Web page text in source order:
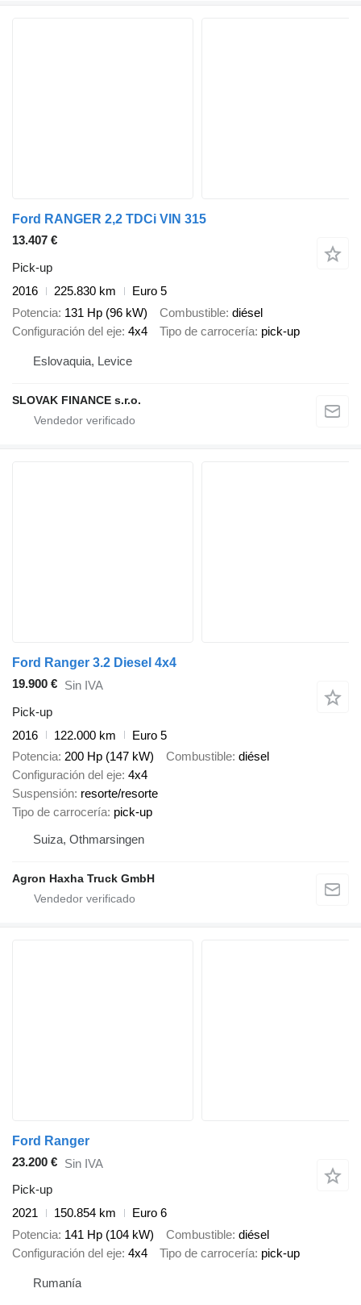
Ford RANGER 2,2 TDCi VIN 315
13.407 €
Pick-up
2016
225.830 km
Euro 5
Potencia 131 Hp (96 kW) Combustible diésel
Configuración del eje 4x4 Tipo de carrocería pick-up
Eslovaquia, Levice
SLOVAK FINANCE s.r.o.
Ford Ranger 3.2 Diesel 4x4
19.900 € Sin IVA
Pick-up
2016
122.000 km
Euro 5
Potencia 200 Hp (147 kW) Combustible diésel
Configuración del eje 4x4
Suspensión resorte/resorte
Tipo de carrocería pick-up
Suiza, Othmarsingen
Agron Haxha Truck GmbH
Ford Ranger
23.200 € Sin IVA
Pick-up
2021
150.854 km
Euro 6
Potencia 141 Hp (104 kW) Combustible diésel
Configuración del eje 4x4 Tipo de carrocería pick-up
Rumanía